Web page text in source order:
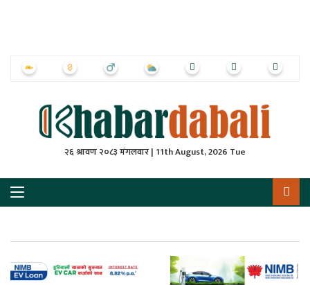
२६ श्रावण २०८३ मंगलवार | 11th August, 2026 Tue